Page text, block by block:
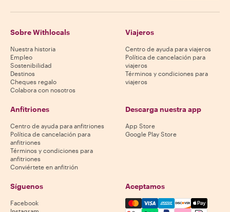
Sobre Withlocals
Nuestra historia
Empleo
Sostenibilidad
Destinos
Cheques regalo
Colabora con nosotros
Viajeros
Centro de ayuda para viajeros
Política de cancelación para
viajeros
Términos y condiciones para
viajeros
Anfitriones
Centro de ayuda para anfitriones
Política de cancelación para
anfitriones
Términos y condiciones para
anfitriones
Conviértete en anfitrión
Descarga nuestra app
App Store
Google Play Store
Síguenos
Facebook
Aceptamos
Mastercard, Visa, Amex,